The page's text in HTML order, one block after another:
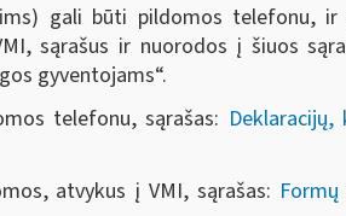
gali būti pildomos telefonu, ir
sąrašus ir nuorodos į šiuos
gyventojams“.
telefonu, sąrašas:
atvykus į VMI, sąrašas: